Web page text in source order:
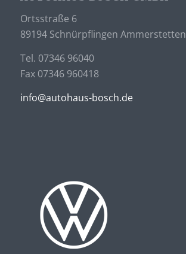
Ortsstraße 6
89194 Schnürpflingen Ammerstetten
Tel. 07346 96040
Fax 07346 960418
info@autohaus-bosch.de